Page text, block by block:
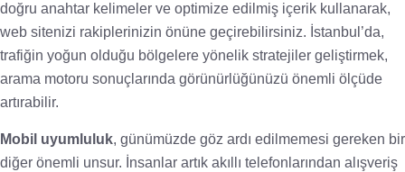
doğru anahtar kelimeler ve optimize edilmiş içerik kullanarak,
web sitenizi rakiplerinizin önüne geçirebilirsiniz. İstanbul’da,
trafiğin yoğun olduğu bölgelere yönelik stratejiler geliştirmek,
arama motoru sonuçlarında görünürlüğünüzü önemli ölçüde
artırabilir.
Mobil uyumluluk, günümüzde göz ardı edilmemesi gereken bir
diğer önemli unsur. İnsanlar artık akıllı telefonlarından alışveriş